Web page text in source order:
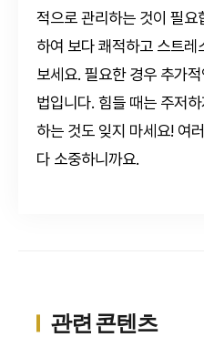
적으로 관리하는 것이 필
하여 보다 쾌적하고 스트
보세요. 필요한 경우 추가
법입니다. 힘들 때는 주저
하는 것도 잊지 마세요! 여
다 소중하니까요.
관련 콘텐츠